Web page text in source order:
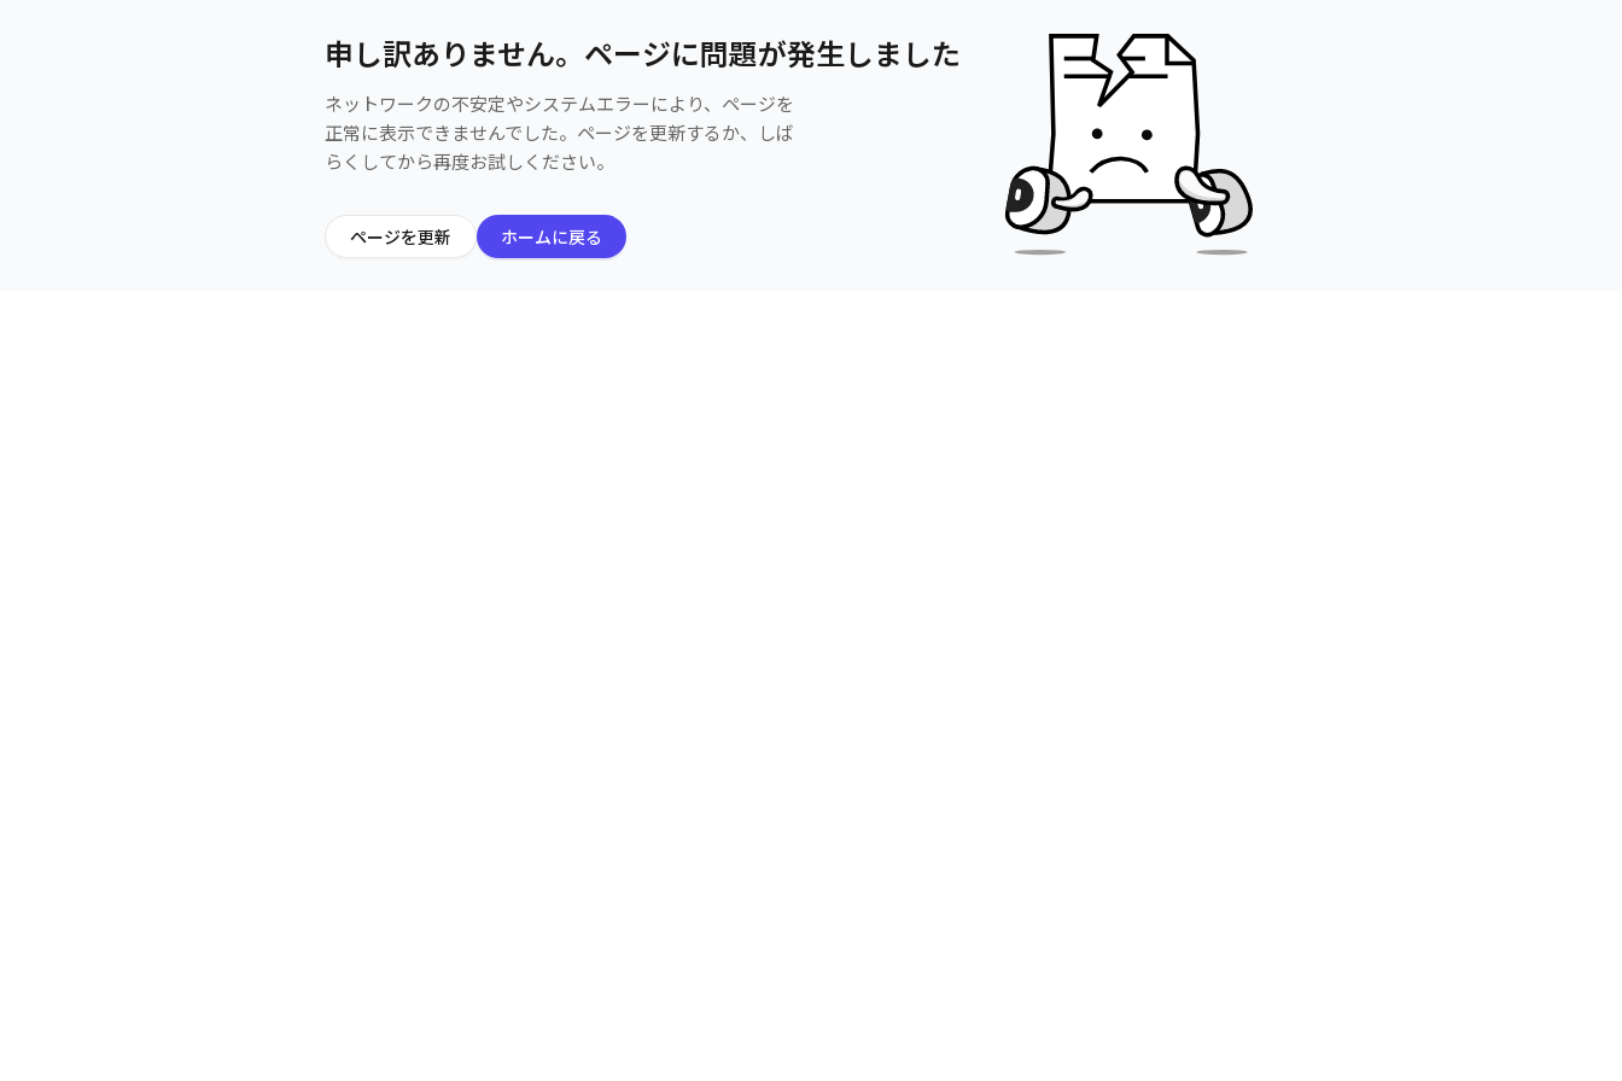
申し訳ありません。ページに問題が発生しました
ネットワークの不安定やシステムエラーにより、ページを
正常に表示できませんでした。ページを更新するか、しば
らくしてから再度お試しください。
ページを更新 ホームに戻る